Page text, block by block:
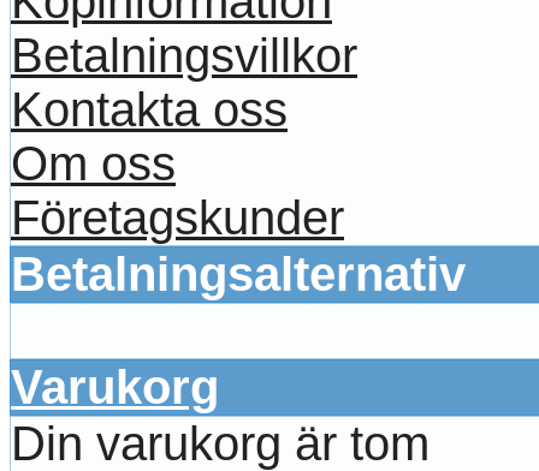
Betalningsvillkor
Kontakta oss
Om oss
Företagskunder
Betalningsalternativ
Varukorg
Din varukorg är tom